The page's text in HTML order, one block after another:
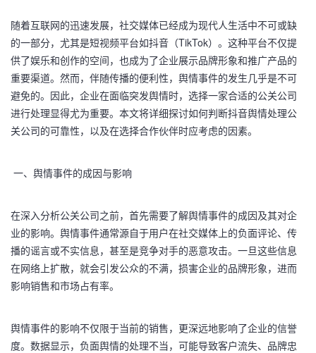
随着互联网的迅速发展，社交媒体已经成为现代人生活中不可或缺
的一部分，尤其是短视频平台如抖音（TikTok）。这种平台不仅提
供了娱乐和创作的空间，也成为了企业展示品牌形象和推广产品的
重要渠道。然而，伴随传播的便利性，舆情事件的发生几乎是不可
避免的。因此，企业在面临突发舆情时，选择一家合适的公关公司
进行处理显得尤为重要。本文将详细探讨如何判断抖音舆情处理公
关公司的可靠性，以及在选择合作伙伴时应考虑的因素。
一、舆情事件的成因与影响
在深入分析公关公司之前，首先需要了解舆情事件的成因及其对企
业的影响。舆情事件通常源自于用户在社交媒体上的负面评论、传
播的谣言或不实信息，甚至是竞争对手的恶意攻击。一旦这些信息
在网络上扩散，就会引发公众的不满，损害企业的品牌形象，进而
影响销售和市场占有率。
舆情事件的影响不仅限于当前的销售，更深远地影响了企业的信誉
度。数据显示，负面舆情的处理不当，可能导致客户流失、品牌忠